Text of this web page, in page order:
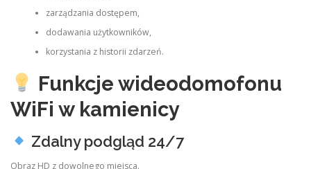
zarządzania dostępem,
dodawania użytkowników,
korzystania z historii zdarzeń.
Funkcje wideodomofonu
WiFi w kamienicy
Zdalny podgląd 24/7
Obraz HD z dowolnego miejsca.